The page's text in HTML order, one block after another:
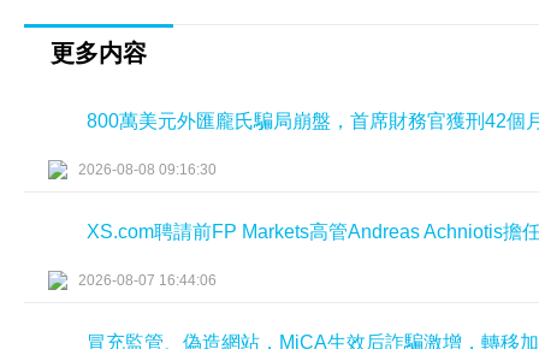
更多内容
800萬美元外匯龐氏騙局崩盤，首席財務官獲刑42個
2026-08-08 09:16:30
XS.com聘請前FP Markets高管Andreas Achniotis擔
2026-08-07 16:44:06
冒充監管、偽造網站，MiCA生效后詐騙激增，轉移